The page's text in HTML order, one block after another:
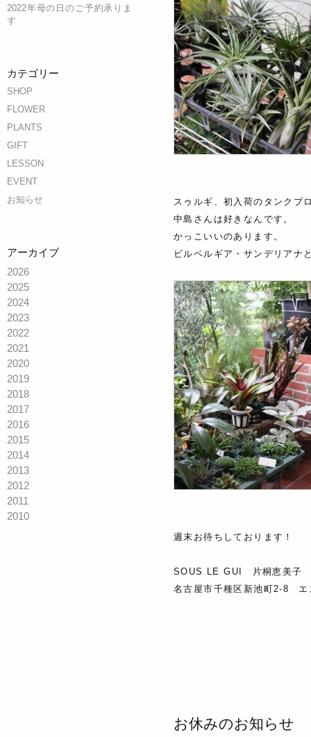
2022年母の日のご予約承りま
す
カテゴリー
SHOP
FLOWER
PLANTS
GIFT
LESSON
EVENT
お知らせ
アーカイブ
2026
2025
2024
2023
2022
2021
2020
2019
2018
2017
2016
2015
2014
2013
2012
2011
2010
スゥルギ、初入荷のタンクブ
中島さんは好きなんです。
かっこいいのあります。
ビルベルギア・サンデリアナ
週末お待ちしております！
SOUS LE GUI 片桐恵美子
名古屋市千種区新池町2-8 エ
お休みのお知らせ